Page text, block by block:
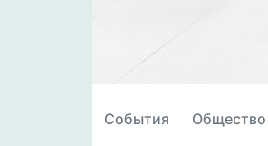
События Общество